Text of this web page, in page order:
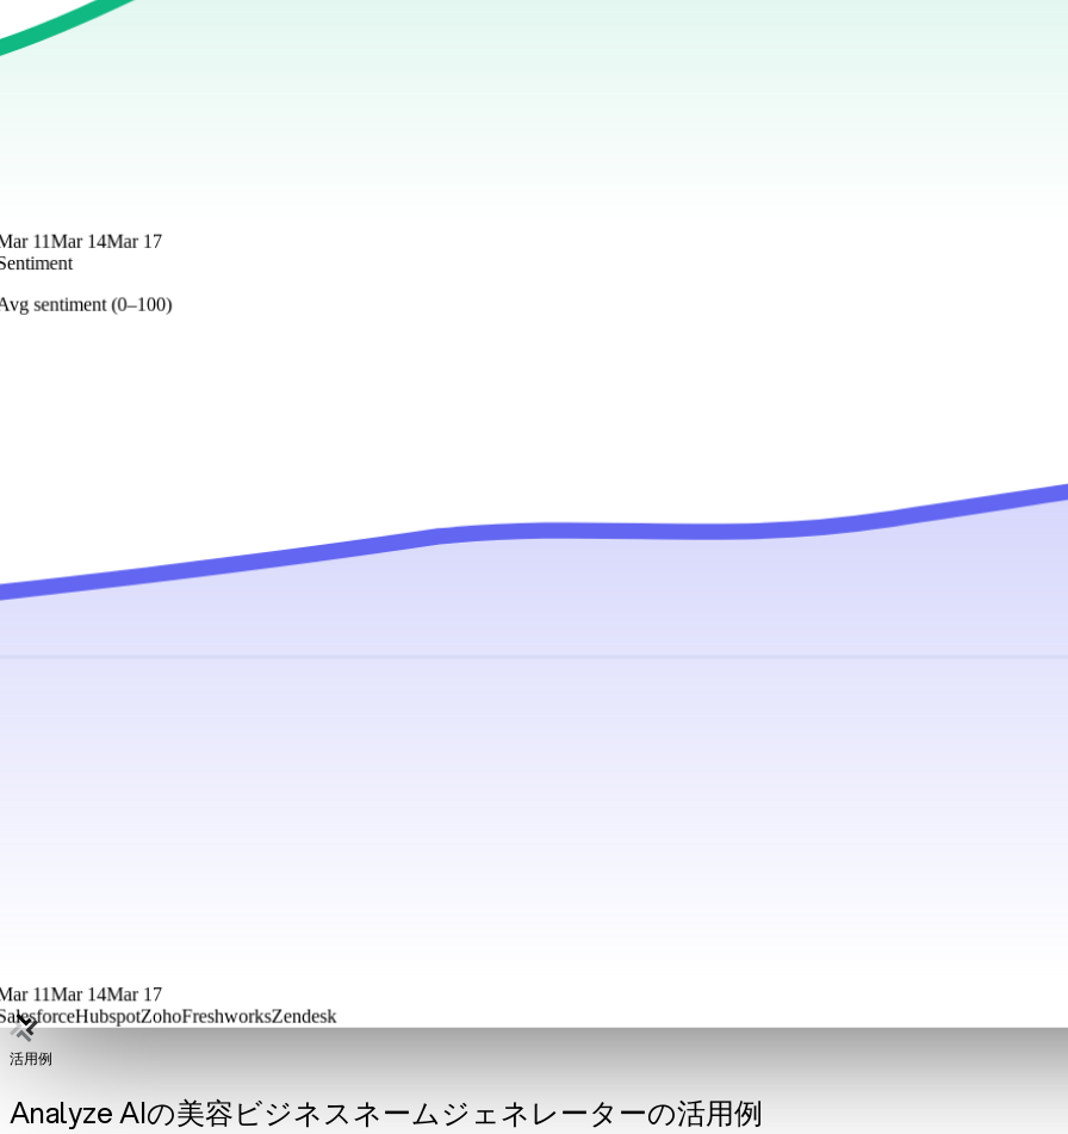
11Mar 14Mar 17
sentiment (0–100)
11Mar 14Mar 17
HubspotZohoFreshworksZendesk
活用例
Analyze AIの美容ビジネスネームジェネレーターの活用例